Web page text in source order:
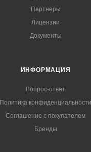
Партнеры
Лицензии
Документы
ИНФОРМАЦИЯ
Вопрос-ответ
Политика конфиденциальности
Соглашение с покупателем
Бренды